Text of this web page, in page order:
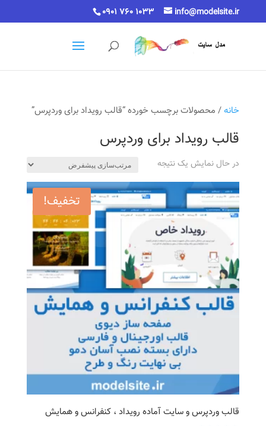
0901 760 1033 info@modelsite.ir
خانه/ محصولات برچسب خورده “قالب رویداد برای وردپرس”
قالب رویداد برای وردپرس
در حال نمایش یک نتیجه
تخفیف!
قالب وردپرس و سایت آماده رویداد ، کنفرانس و همایش